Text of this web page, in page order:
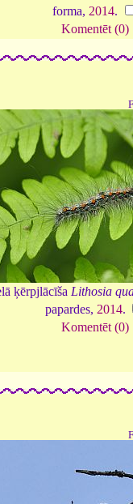
forma, 2014.
Komentēt (0)
ķērpjlācīša Lithosia
papardes, 2014.
Komentēt (0)